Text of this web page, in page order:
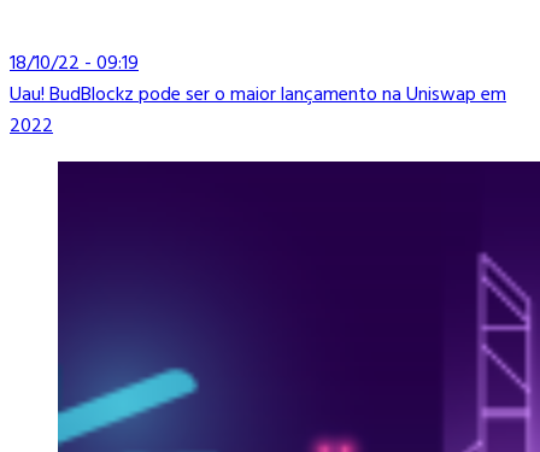
18/10/22 - 09:19
Uau! BudBlockz pode ser o maior lançamento na Uniswap em
2022